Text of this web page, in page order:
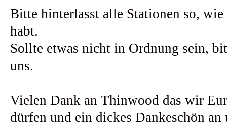
Bitte hinterlasst alle Stationen so,
habt.
Sollte etwas nicht in Ordnung sein,
uns.
Vielen Dank an Thinwood das wir
dürfen und ein dickes Dankeschön an